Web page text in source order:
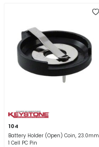
104
Battery Holder (Open) Coin, 23.0mm
1 Cell PC Pin